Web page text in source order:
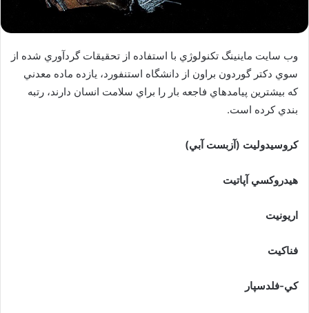
وب سايت ماينينگ تكنولوژي با استفاده از تحقيقات گردآوري شده از
سوي دكتر گوردون براون از دانشگاه استنفورد، يازده ماده معدني
كه بيشترين پيامدهاي فاجعه بار را براي سلامت انسان دارند، رتبه
بندي كرده است.
كروسيدوليت (آزبست آبي)
هيدروكسي آپاتيت
اريونيت
فناكيت
كي-فلدسپار